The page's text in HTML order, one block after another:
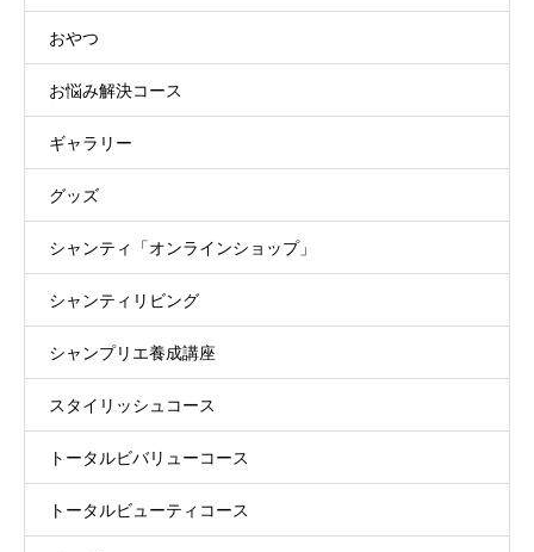
おやつ
お悩み解決コース
ギャラリー
グッズ
シャンティ「オンラインショップ」
シャンティリビング
シャンプリエ養成講座
スタイリッシュコース
トータルビバリューコース
トータルビューティコース